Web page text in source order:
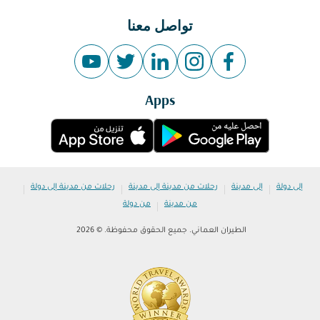
تواصل معنا
Apps
إلى دولة | إلى مدينة | رحلات من مدينة إلى مدينة | رحلات من مدينة إلى دولة |
من مدينة | من دولة
الطيران العماني. جميع الحقوق محفوظة. © 2026